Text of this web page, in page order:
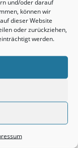
und/oder darauf
können wir
dieser Website
oder zurückziehen,
werden.
Sache.